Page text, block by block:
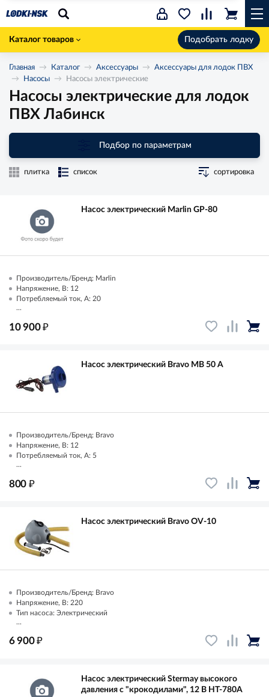
Каталог товаров Подобрать лодку
Главная Каталог Аксессуары
Аксессуары для лодок ПВХ
Насосы
Насосы электрические
Насосы электрические для лодок
ПВХ Лабинск
Подбор по параметрам
плитка список сортировка
Насос электрический Marlin GP-80
Производитель/Бренд: Marlin
Напряжение, В: 12
Потребляемый ток, А: 20
...
10 900₽
Насос электрический Bravo MB 50 А
Производитель/Бренд: Bravo
Напряжение, В: 12
Потребляемый ток, А: 5
...
800 ₽
Насос электрический Bravo OV-10
Производитель/Бренд: Bravo
Напряжение, В: 220
Тип насоса: Электрический
...
6 900₽
Насос электрический Stermay высокого
давления с "крокодилами", 12 В HT-780A